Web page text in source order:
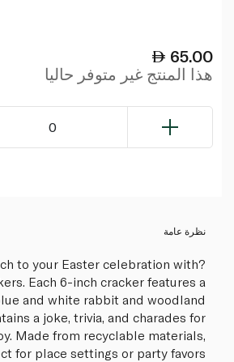
65.00
هذا المنتج غير متوفر حاليا
0
نظرة عامة
to your Easter celebration with
Each 6-inch cracker features a
and white rabbit and woodland
a joke, trivia, and charades for
Made from recyclable materials,
for place settings or party favors.